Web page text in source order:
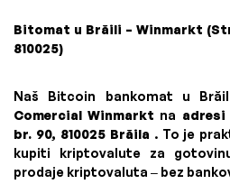
Bitomat u Brăili – Winmarkt
810025)
Naš Bitcoin bankomat u
Comercial Winmarkt na adresi
br. 90, 810025 Brăila . To je
kupiti kriptovalute za
prodaje kriptovaluta – bez